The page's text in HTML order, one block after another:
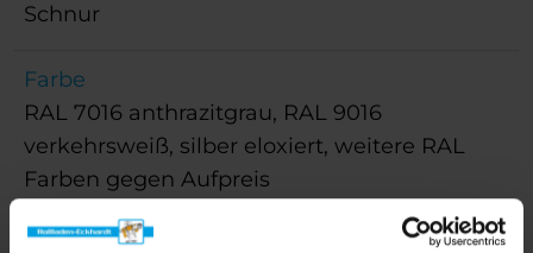
Schnur
Farbe
RAL 7016 anthrazitgrau, RAL 9016
verkehrsweiß, silber eloxiert, weitere RAL
Farben gegen Aufpreis
Schirmtuch